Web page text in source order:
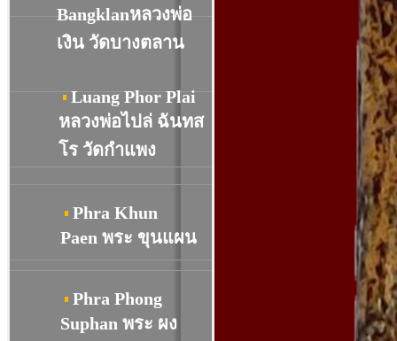
Bangklanหลวงพ่อ
เงิน วัดบางตลาน
Luang Phor Plai
หลวงพ่อไปล่ ฉันทส
โร วัดกำแพง
Phra Khun
Paen พระ ขุนแผน
Phra Phong
Suphan พระ ผง